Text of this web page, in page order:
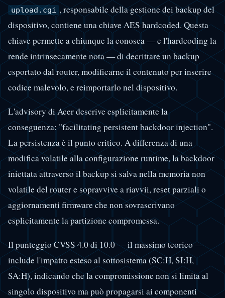
upload.cgi , responsabile della gestione dei backup del
dispositivo, contiene una chiave AES hardcoded. Questa
chiave permette a chiunque la conosca — e l'hardcoding la
rende intrinsecamente nota — di decrittare un backup
esportato dal router, modificarne il contenuto per inserire
codice malevolo, e reimportarlo nel dispositivo.
L'advisory di Acer descrive esplicitamente la
conseguenza: "facilitating persistent backdoor injection".
La persistenza è il punto critico. A differenza di una
modifica volatile alla configurazione runtime, la backdoor
iniettata attraverso il backup si salva nella memoria non
volatile del router e sopravvive a riavvii, reset parziali o
aggiornamenti firmware che non sovrascrivano
esplicitamente la partizione compromessa.
Il punteggio CVSS 4.0 di 10.0 — il massimo teorico —
include l'impatto esteso al sottosistema (SC:H, SI:H,
SA:H), indicando che la compromissione non si limita al
singolo dispositivo ma può propagarsi ai componenti